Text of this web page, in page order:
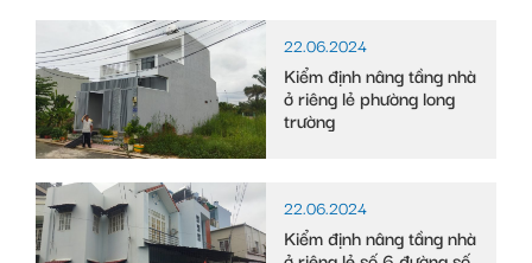
22.06.2024
Kiểm định nâng tầng nhà
ở riêng lẻ phường long
trường
22.06.2024
Kiểm định nâng tầng nhà